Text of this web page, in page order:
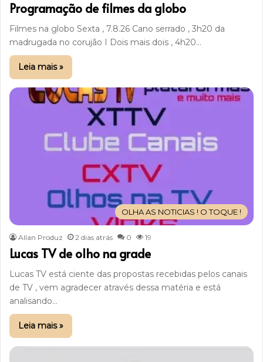
Programação de filmes da globo
Filmes na globo Sexta , 7.8.26 Cano serrado , 3h20 da
madrugada no corujão I Dois mais dois , 4h20…
Leia mais »
OLHA AS NOTICIAS ! O TOQUE !
Allan Produz 2 dias atrás 0 19
Lucas TV de olho na grade
Lucas TV está ciente das propostas recebidas pelos canais
de TV , vem agradecer através dessa matéria e está
analisando…
Leia mais »